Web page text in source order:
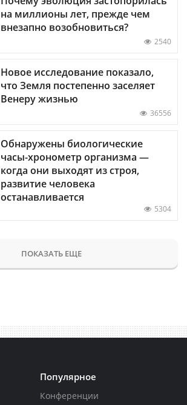
на миллионы лет, прежде чем
внезапно возобновиться?
2540
Новое исследование показало,
что Земля постепенно заселяет
Венеру жизнью
36556
Обнаружены биологические
часы-хронометр организма —
когда они выходят из строя,
развитие человека
останавливается
5304
ПОКАЗАТЬ ЕЩЕ
Популярное
Конференции